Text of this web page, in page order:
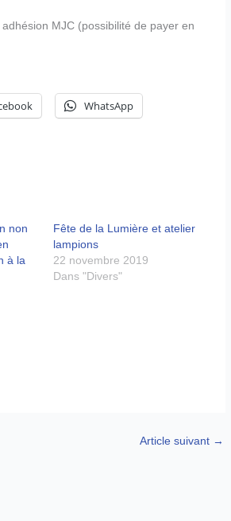
adhésion MJC (possibilité de payer en
WhatsApp
non
à la
Fête de la Lumière et atelier
lampions
22 novembre 2019
Dans "Divers"
Article suivant →